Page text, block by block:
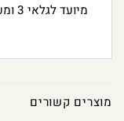
מיועד לגלאי 3 ומעלה.
מוצרים קשורים